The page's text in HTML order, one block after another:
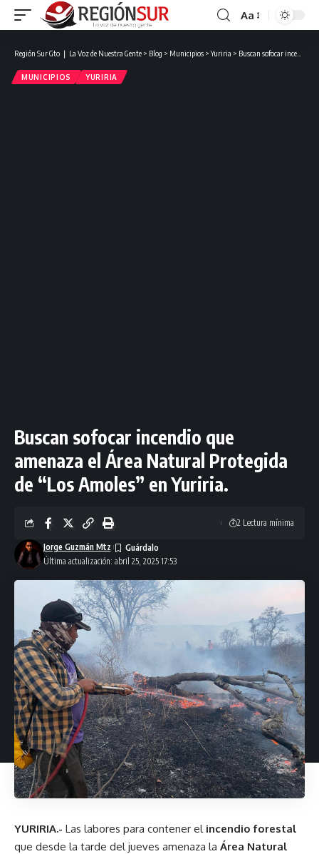
Aa
Región Sur Gto ❘ La Voz de Nuestra Gente > Blog > Municipios >Yuriria > Buscan sofocar incendio que amenaza el Área Natural Protegida de “Los Amoles” en Yuriria.
MUNICIPIOS YURIRIA
Buscan sofocar incendio que
amenaza el Área Natural Protegida
de “Los Amoles” en Yuriria.
Última actualización: abril 25, 2025 17:53
Jorge Guzmán Mtz
2 Lectura mínima
YURIRIA.- Las labores para contener el incendio forestal
que desde la tarde del jueves amenaza la Área Natural